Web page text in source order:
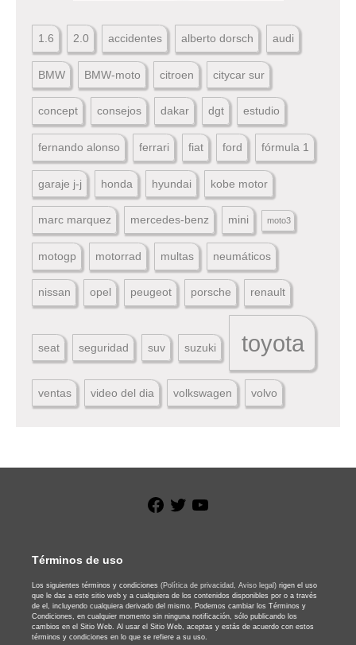
1.6 2.0 accidentes alberto dorsch audi
BMW BMW-moto citroen citycar sur
concept consejos dakar dgt estudio
fernando alonso ferrari fiat ford fórmula 1
garaje j-j honda hyundai kobe motor
marc marquez mercedes-benz mini moto3
motogp motorrad multas neumáticos
nissan opel peugeot porsche renault
seat seguridad suv suzuki toyota
ventas video del dia volkswagen volvo
Facebook
Twitter
Términos de uso
Los siguientes términos y condiciones (Política de privacidad, Aviso legal) rigen el uso
que le das a este sitio web y a cualquiera de los contenidos disponibles por o a través
de el, incluyendo cualquiera derivado del mismo. Podemos cambiar los Términos y
Condiciones, en cualquier momento sin ninguna notificación, sólo publicando los
cambios en el Sitio Web. Al usar el Sitio Web, aceptas y estás de acuerdo con estos
términos y condiciones en lo que se refiere a su uso.